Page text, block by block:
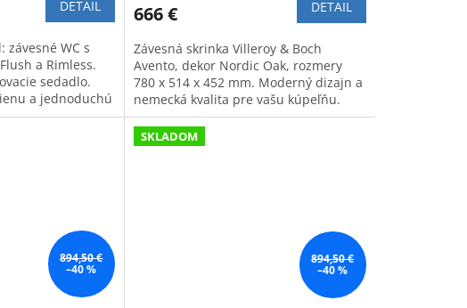
DETAIL
závesné WC s
a Rimless.
sedadlo.
a jednoduchú
666 € DETAIL
Závesná skrinka Villeroy & Boch
Avento, dekor Nordic Oak, rozmery
780 x 514 x 452 mm. Moderný dizajn a
nemecká kvalita pre vašu kúpeľňu.
894,50 €
–40 %
SKLADOM
894,50 €
–40 %